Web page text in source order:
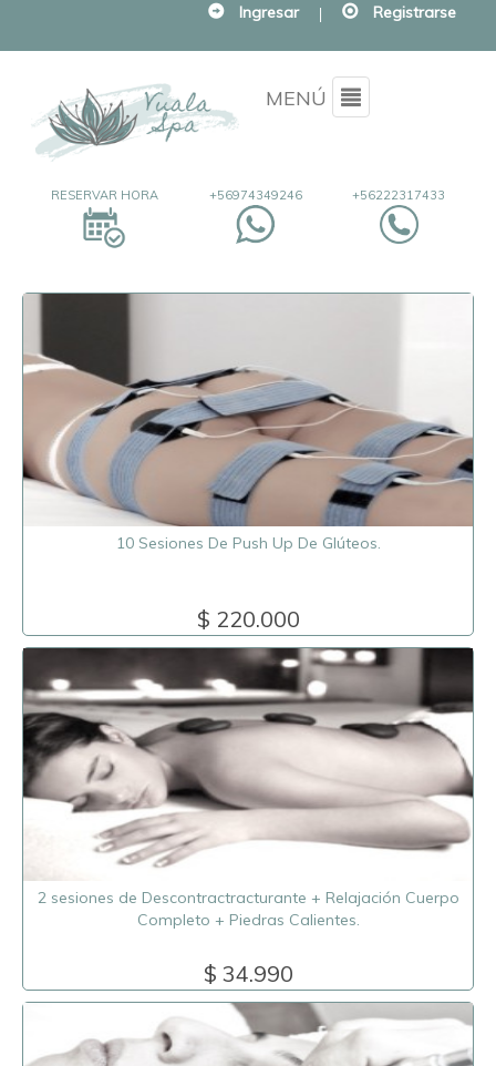
Ingresar | Registrarse
MENÚ Menu
+56222317433
+56974349246
RESERVAR HORA
10 Sesiones De Push Up De Glúteos.
$ 220.000
2 sesiones de Descontractracturante + Relajación Cuerpo
Completo + Piedras Calientes.
$ 34.990